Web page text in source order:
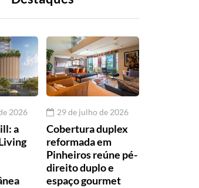
2026
a
29 de julho de 2026
Cobertura duplex
reformada em
Pinheiros reúne pé-
direito duplo e
espaço gourmet